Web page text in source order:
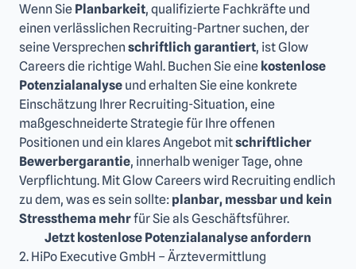
Wenn Sie Planbarkeit, qualifizierte Fachkräfte und
einen verlässlichen Recruiting-Partner suchen, der
seine Versprechen schriftlich garantiert, ist Glow
Careers die richtige Wahl. Buchen Sie eine kostenlose
Potenzialanalyse und erhalten Sie eine konkrete
Einschätzung Ihrer Recruiting-Situation, eine
maßgeschneiderte Strategie für Ihre offenen
Positionen und ein klares Angebot mitschriftlicher
Bewerbergarantie, innerhalb weniger Tage, ohne
Verpflichtung. Mit Glow Careers wird Recruiting endlich
zu dem, was es sein sollte: planbar, messbar und kein
Stressthema mehrfür Sie als Geschäftsführer.
Jetzt kostenlose Potenzialanalyse anfordern
2. HiPo Executive GmbH – Ärztevermittlung